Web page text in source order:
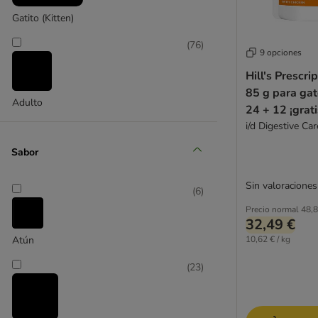
Virbac Veterinary HPM
Sin cereales
Gatitos
Sénior
Dietas veterinarias
Alimentación mixta
Gatito (Kitten)
Adulto
(76)
Sabor
Atún
(6)
(23)
9 opciones
Hill's
85 g para
24 + 12
i/d Digestive
Precio normal
32,49 €
10,62 € / kg
Sin valoraciones